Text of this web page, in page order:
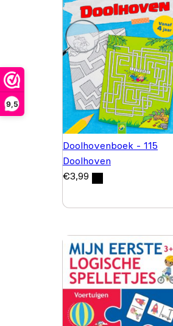
9,5
Doolhovenboek - 115
Doolhoven
€3,99